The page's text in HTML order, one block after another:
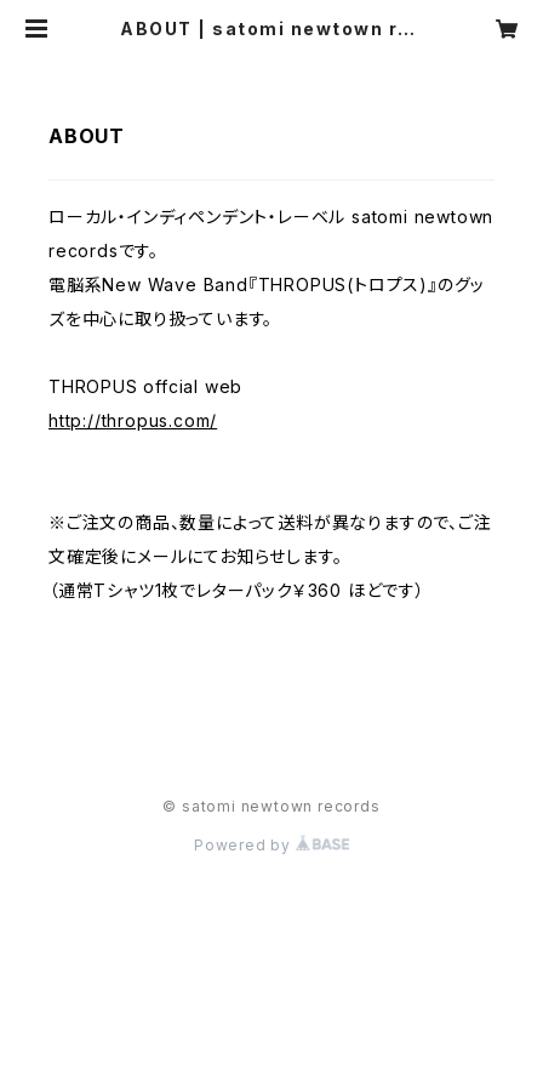
ABOUT | satomi newtown rec
ABOUT
ローカル・インディペンデント・レーベル satomi newtown
recordsです。
電脳系New Wave Band『THROPUS(トロプス)』のグッ
ズを中心に取り扱っています。
THROPUS offcial web
http://thropus.com/
※ご注文の商品、数量によって送料が異なりますので、ご注
文確定後にメールにてお知らせします。
（通常Tシャツ1枚でレターパック￥360 ほどです）
© satomi newtown records
Powered by